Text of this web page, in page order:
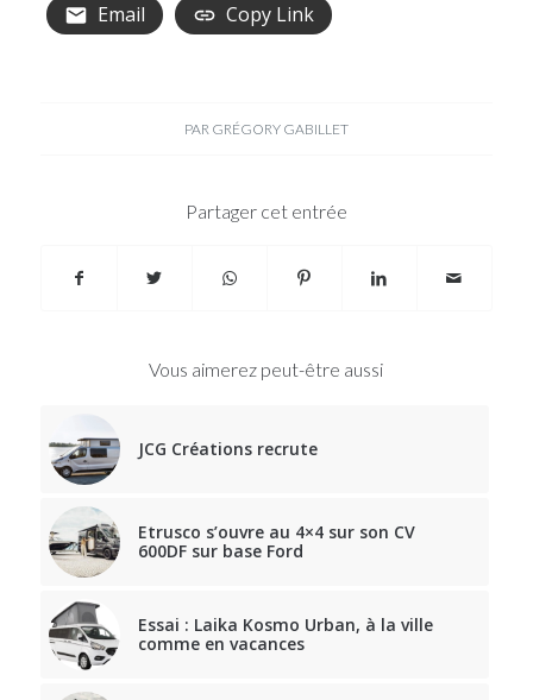
Email
Copy Link
PAR GRÉGORY GABILLET
Partager cet entrée
Vous aimerez peut-être aussi
JCG Créations recrute
Etrusco s’ouvre au 4×4 sur son CV
600DF sur base Ford
Essai : Laika Kosmo Urban, à la ville
comme en vacances